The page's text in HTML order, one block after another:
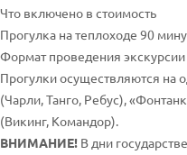
Что включено в стоимость
Прогулка на теплоходе 90
Формат проведения экскурсии
Прогулки осуществляются на
(Чарли, Танго, Ребус),
(Викинг, Командор).
ВНИМАНИЕ! В дни